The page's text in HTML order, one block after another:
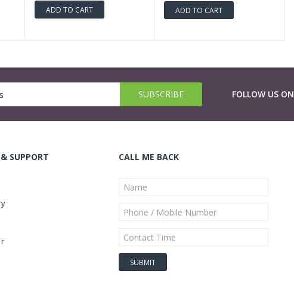
ADD TO CART ADD TO CART
FOLLOW US ON
SUPPORT CALL ME BACK